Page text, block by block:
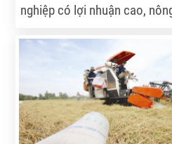
nghiệp có lợi nhuận cao,
mở rộng hạn điền, đẩy lùi
cùng hoá nông dân, hình
diễn giả chia sẻ tại Góc nhìn